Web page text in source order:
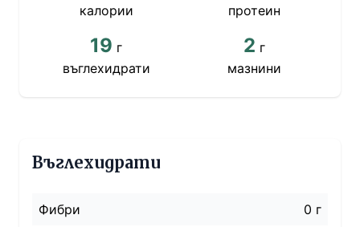
калории
протеин
19 г
въглехидрати
2 г
мазнини
Въглехидрати
Фибри
0 г